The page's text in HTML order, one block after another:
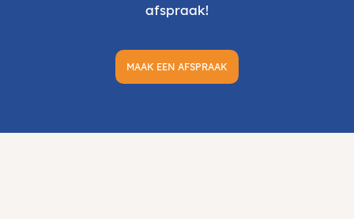
afspraak!
MAAK EEN AFSPRAAK